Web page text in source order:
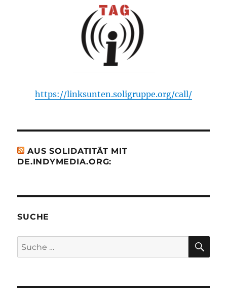
https://linksunten.soligruppe.org/call/
AUS SOLIDATITÄT MIT
DE.INDYMEDIA.ORG:
SUCHE
Suche
nach: